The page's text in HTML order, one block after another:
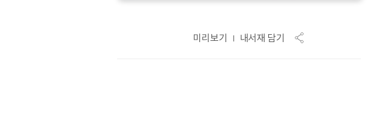
미리보기 내서재 담기